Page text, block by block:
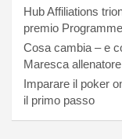
Hub Affiliations
premio
Cosa cambia – e
Maresca allenatore
Imparare il poker
il primo passo